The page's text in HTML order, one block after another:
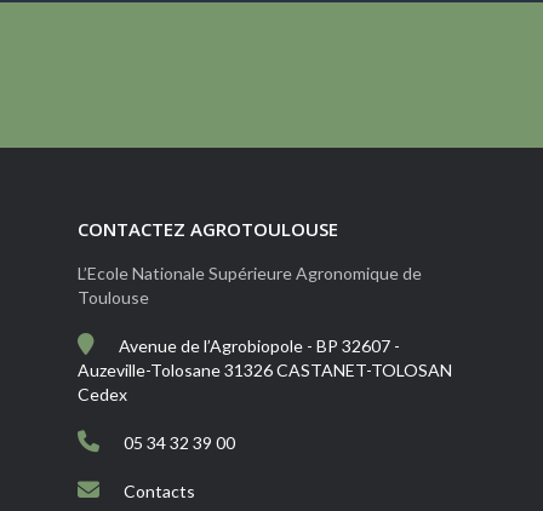
CONTACTEZ AGROTOULOUSE
L’Ecole Nationale Supérieure Agronomique de
Toulouse
Avenue de l’Agrobiopole - BP 32607 -
Auzeville-Tolosane 31326 CASTANET-TOLOSAN
Cedex
05 34 32 39 00
Contacts